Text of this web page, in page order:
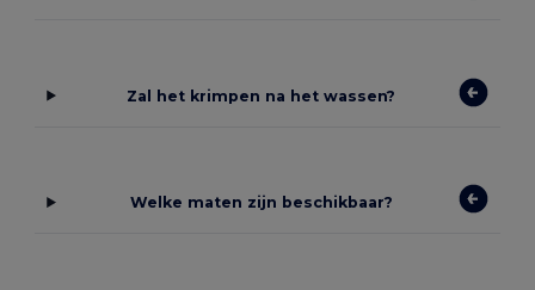
Zal het krimpen na het wassen?
Welke maten zijn beschikbaar?